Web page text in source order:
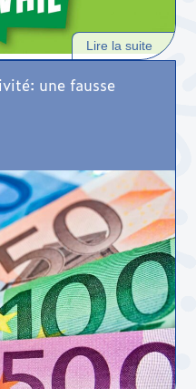
Lire la suite
une fausse